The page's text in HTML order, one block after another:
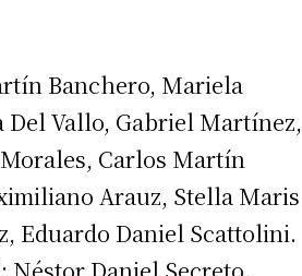
Banchero, Mariela
Del Vallo, Gabriel Martínez,
Carlos Martín
Arauz, Stella Maris
Eduardo Daniel Scattolini.